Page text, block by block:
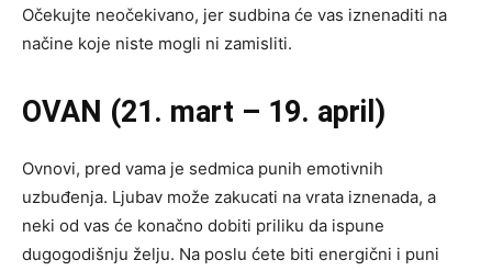
Očekujte neočekivano, jer sudbina će vas iznenaditi na
načine koje niste mogli ni zamisliti.
OVAN (21. mart – 19. april)
Ovnovi, pred vama je sedmica punih emotivnih
uzbuđenja. Ljubav može zakucati na vrata iznenada, a
neki od vas će konačno dobiti priliku da ispune
dugogodišnju želju. Na poslu ćete biti energični i puni